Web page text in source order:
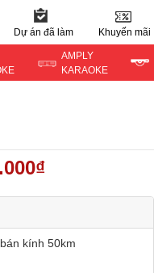
Dự án đã làm Khuyến mãi
AMPLY
KARAOKE
kính 50km